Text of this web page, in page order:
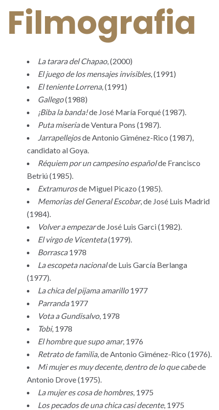
Filmografia
La tarara del Chapao, (2000)
El juego de los mensajes invisibles, (1991)
El teniente Lorrena, (1991)
Gallego(1988)
¡Biba la banda!de José María Forqué (1987).
Puta miseriade Ventura Pons (1987).
Jarrapellejosde Antonio Giménez-Rico (1987),
candidato al Goya.
Réquiem por un campesino españolde Francisco
Betriú (1985).
Extramurosde Miguel Picazo (1985).
Memorias del General Escobar, de José Luis Madrid
(1984).
Volver a empezarde José Luis Garci (1982).
El virgo de Vicenteta(1979).
Borrasca1978
La escopeta nacionalde Luis García Berlanga
(1977).
La chica del pijama amarillo1977
Parranda1977
Vota a Gundisalvo, 1978
Tobi, 1978
El hombre que supo amar, 1976
Retrato de familia, de Antonio Giménez-Rico (1976).
Mi mujer es muy decente, dentro de lo que cabede
Antonio Drove (1975).
La mujer es cosa de hombres, 1975
Los pecados de una chica casi decente, 1975